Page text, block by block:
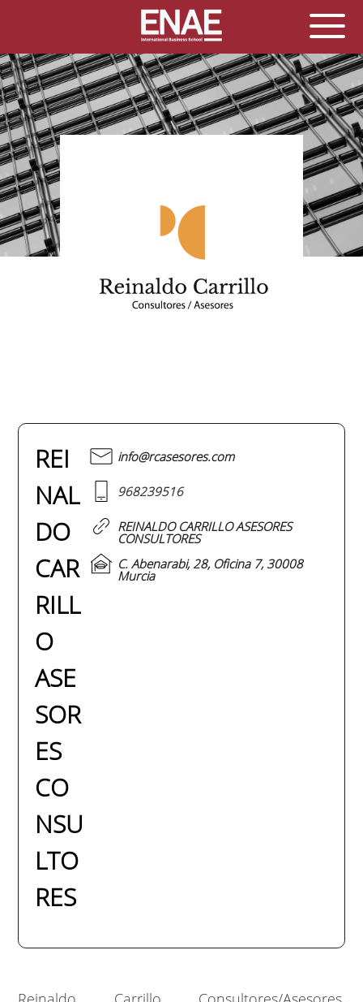
REI
NAL
DO
CAR
RILL
O
ASE
SOR
ES
CO
NSU
LTO
RES
info@rcasesores.com
968239516
REINALDO CARRILLO ASESORES
CONSULTORES
C. Abenarabi, 28, Oficina 7, 30008
Murcia